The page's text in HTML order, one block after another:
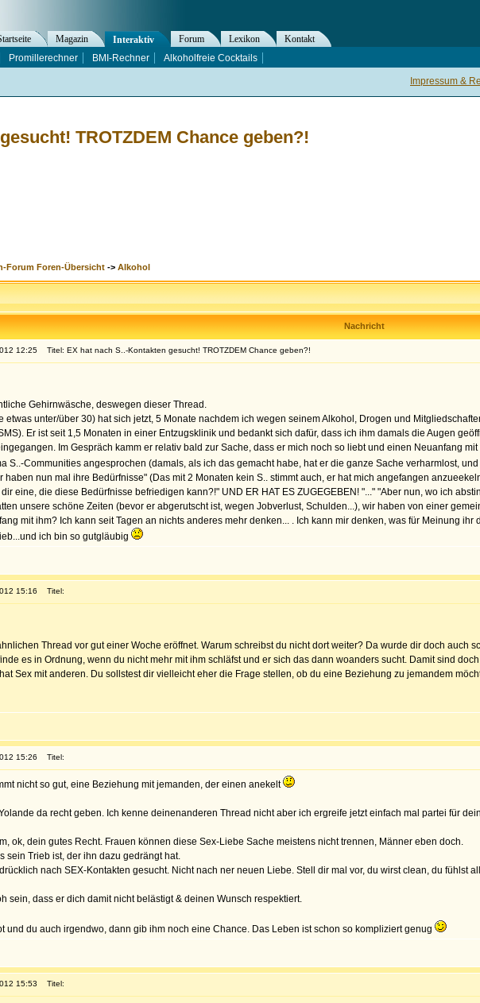
TROTZDEM Chance geben?!
Forum Foren-Übersicht -> Alkohol
Nachricht
12:25 Titel: EX hat nach S..-Kontakten gesucht! TROTZDEM Chance geben?!
Gehirnwäsche, deswegen dieser Thread.
etwas unter/über 30) hat sich jetzt, 5 Monate nachdem ich wegen seinem Alkohol, Drogen und
Er ist seit 1,5 Monaten in einer Entzugsklinik und bedankt sich dafür, dass ich ihm damals die Augen
Im Gespräch kamm er relativ bald zur Sache, dass er mich noch so liebt und einen Neuanfang
S..-Communities angesprochen (damals, als ich das gemacht habe, hat er die ganze Sache verharmlost,
haben nun mal ihre Bedürfnisse" (Das mit 2 Monaten kein S.. stimmt auch, er hat mich angefangen
eine, die diese Bedürfnisse befriedigen kann?!" UND ER HAT ES ZUGEGEBEN! "..." "Aber nun, wo ich
unsere schöne Zeiten (bevor er abgerutscht ist, wegen Jobverlust, Schulden...), wir haben von einer
mit ihm? Ich kann seit Tagen an nichts anderes mehr denken... . Ich kann mir denken, was für Meinung
ich bin so gutgläubig
15:16 Titel:
Thread vor gut einer Woche eröffnet. Warum schreibst du nicht dort weiter? Da wurde dir doch auch
es in Ordnung, wenn du nicht mehr mit ihm schläfst und er sich das dann woanders sucht. Damit sind
Sex mit anderen. Du sollstest dir vielleicht eher die Frage stellen, ob du eine Beziehung zu jemandem
15:26 Titel:
nicht so gut, eine Beziehung mit jemanden, der einen anekelt
da recht geben. Ich kenne deinenanderen Thread nicht aber ich ergreife jetzt einfach mal partei für
ok, dein gutes Recht. Frauen können diese Sex-Liebe Sache meistens nicht trennen, Männer eben doch.
sein Trieb ist, der ihn dazu gedrängt hat.
nach SEX-Kontakten gesucht. Nicht nach ner neuen Liebe. Stell dir mal vor, du wirst clean, du fühlst
sein, dass er dich damit nicht belästigt & deinen Wunsch respektiert.
und du auch irgendwo, dann gib ihm noch eine Chance. Das Leben ist schon so kompliziert genug
15:53 Titel:
Impressum &
Magazin Interaktiv Forum Lexikon
Kontakt
Promillerechner BMI-Rechner Alkoholfreie Cocktails